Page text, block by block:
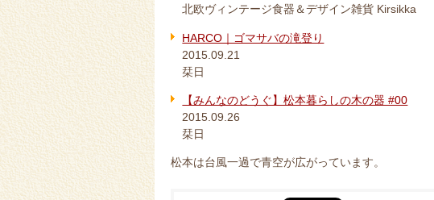
北欧ヴィンテージ食器＆デザイン雑貨 Kirsikka
HARCO｜ゴマサバの滝登り
2015.09.21
栞日
【みんなのどうぐ】松本暮らしの木の器 #00
2015.09.26
栞日
松本は台風一過で青空が広がっています。